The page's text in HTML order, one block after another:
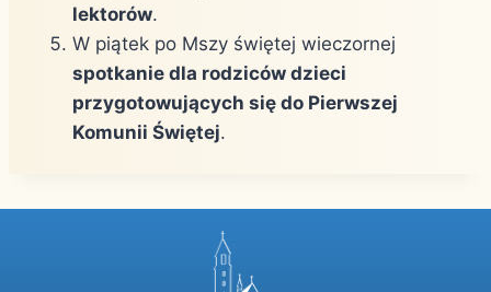
lektorów.
W piątek po Mszy świętej wieczornej
spotkanie dla rodziców dzieci
przygotowujących się do Pierwszej
Komunii Świętej.